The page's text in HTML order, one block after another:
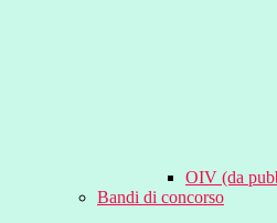
OIV (da
Bandi di concorso